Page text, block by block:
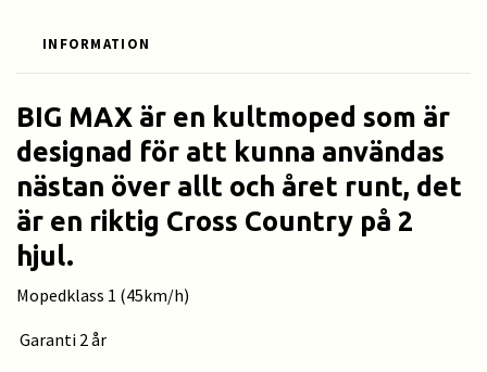
INFORMATION
BIG MAX är en kultmoped som är
designad för att kunna användas
nästan över allt och året runt, det
är en riktig Cross Country på 2
hjul.
Mopedklass 1 (45km/h)
Garanti 2 år